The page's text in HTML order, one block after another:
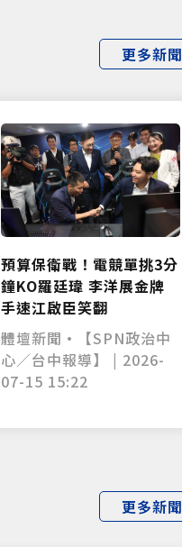
更多新聞
預算保衛戰！電競單挑3分
鐘KO羅廷瑋 李洋展金牌
手速江啟臣笑翻
體壇新聞•【SPN政治中
心／台中報導】 | 2026-
07-15 15:22
更多新聞
同意